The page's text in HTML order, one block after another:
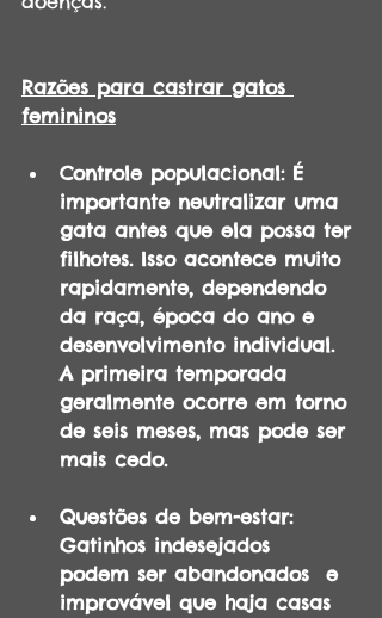
Razões para castrar gatos
femininos
Controle populacional: É
importante neutralizar uma
gata antes que ela possa ter
filhotes. Isso acontece muito
rapidamente, dependendo
da raça, época do ano e
desenvolvimento individual.
A primeira temporada
geralmente ocorre em torno
de seis meses, mas pode ser
mais cedo.
Questões de bem-estar:
Gatinhos indesejados
podem ser abandonados  e
improvável que haja casas